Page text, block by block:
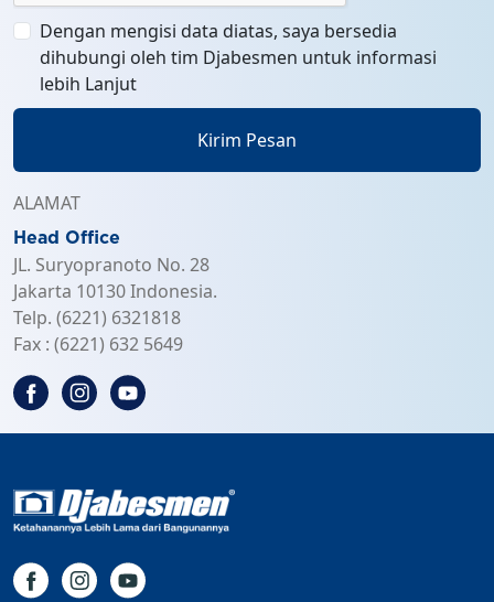
Dengan mengisi data diatas, saya bersedia
dihubungi oleh tim Djabesmen untuk informasi
lebih Lanjut
Kirim Pesan
ALAMAT
Head Office
JL. Suryopranoto No. 28
Jakarta 10130 Indonesia.
Telp. (6221) 6321818
Fax : (6221) 632 5649